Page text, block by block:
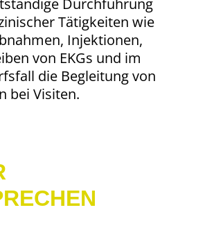
Tätigkeiten wie
Injektionen,
von EKGs und im
die Begleitung von
bei Visiten.